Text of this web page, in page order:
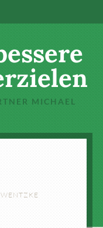
MICHAEL